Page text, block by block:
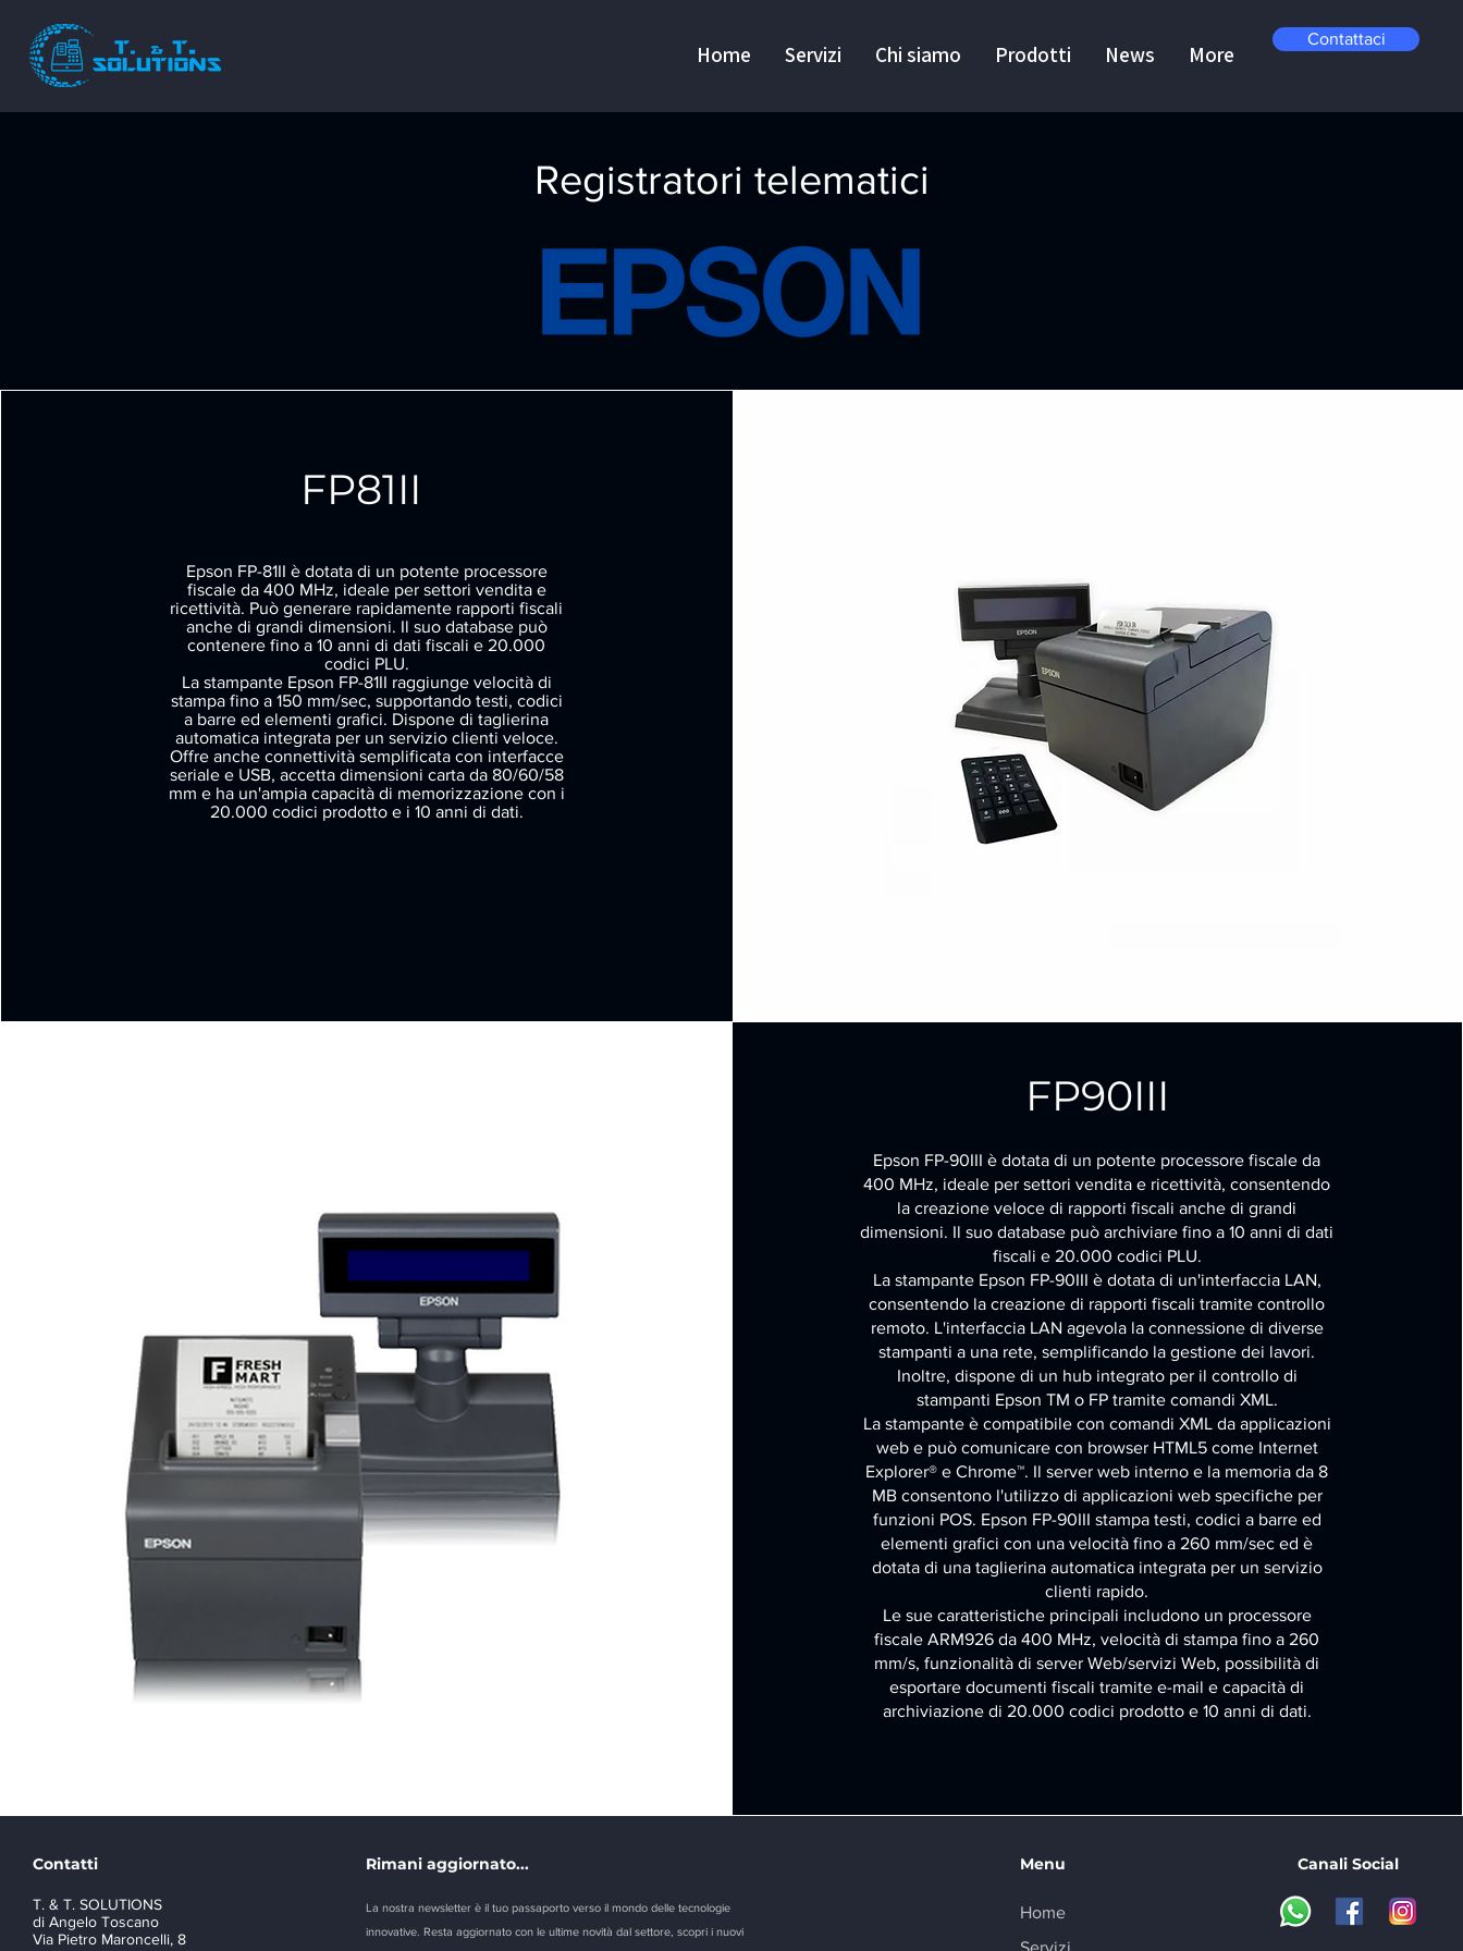
Home Servizi Chi siamo Prodotti News More
Contattaci
Registratori telematici
FP81II
Epson FP-81II è dotata di un potente processore
fiscale da 400 MHz, ideale per settori vendita e
ricettività. Può generare rapidamente rapporti fiscali
anche di grandi dimensioni. Il suo database può
contenere fino a 10 anni di dati fiscali e 20.000
codici PLU.
La stampante Epson FP-81II raggiunge velocità di
stampa fino a 150 mm/sec, supportando testi, codici
a barre ed elementi grafici. Dispone di taglierina
automatica integrata per un servizio clienti veloce.
Offre anche connettività semplificata con interfacce
seriale e USB, accetta dimensioni carta da 80/60/58
mm e ha un'ampia capacità di memorizzazione con i
20.000 codici prodotto e i 10 anni di dati.
FP90III
Epson FP-90III è dotata di un potente processore fiscale da
400 MHz, ideale per settori vendita e ricettività, consentendo
la creazione veloce di rapporti fiscali anche di grandi
dimensioni. Il suo database può archiviare fino a 10 anni di dati
fiscali e 20.000 codici PLU.
La stampante Epson FP-90III è dotata di un'interfaccia LAN,
consentendo la creazione di rapporti fiscali tramite controllo
remoto. L'interfaccia LAN agevola la connessione di diverse
stampanti a una rete, semplificando la gestione dei lavori.
Inoltre, dispone di un hub integrato per il controllo di
stampanti Epson TM o FP tramite comandi XML.
La stampante è compatibile con comandi XML da applicazioni
web e può comunicare con browser HTML5 come Internet
Explorer® e Chrome™. Il server web interno e la memoria da 8
MB consentono l'utilizzo di applicazioni web specifiche per
funzioni POS. Epson FP-90III stampa testi, codici a barre ed
elementi grafici con una velocità fino a 260 mm/sec ed è
dotata di una taglierina automatica integrata per un servizio
clienti rapido.
Le sue caratteristiche principali includono un processore
fiscale ARM926 da 400 MHz, velocità di stampa fino a 260
mm/s, funzionalità di server Web/servizi Web, possibilità di
esportare documenti fiscali tramite e-mail e capacità di
archiviazione di 20.000 codici prodotto e 10 anni di dati.
Contatti
T. & T. SOLUTIONS
di Angelo Toscano
Via Pietro Maroncelli, 8
Rimani aggiornato...
La nostra newsletter è il tuo passaporto verso il mondo delle tecnologie
innovative. Resta aggiornato con le ultime novità dal settore, scopri i nuovi
Menu
Home
Servizi
Canali Social